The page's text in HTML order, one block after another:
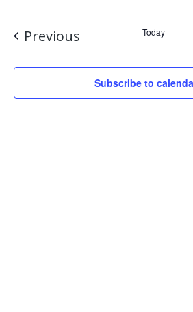
PreviousEvents Today
Subscribe to